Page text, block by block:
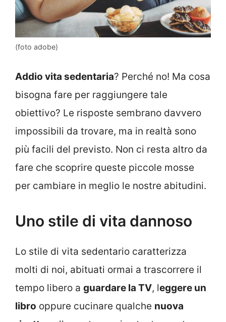
(foto adobe)
Addio vita sedentaria? Perché no! Ma cosa
bisogna fare per raggiungere tale
obiettivo? Le risposte sembrano davvero
impossibili da trovare, ma in realtà sono
più facili del previsto. Non ci resta altro da
fare che scoprire queste piccole mosse
per cambiare in meglio le nostre abitudini.
Uno stile di vita dannoso
Lo stile di vita sedentario caratterizza
molti di noi, abituati ormai a trascorrere il
tempo libero a guardare la TV, leggere un
libro oppure cucinare qualche nuova